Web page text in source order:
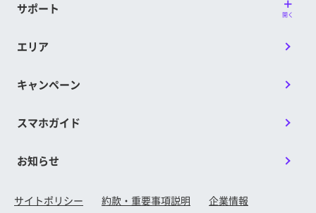
サポート 開く
エリア
キャンペーン
スマホガイド
お知らせ
サイトポリシー 約款・重要事項説明 企業情報